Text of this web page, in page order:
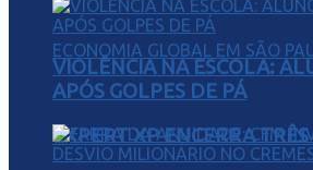
EXPERT XP ENCERRA
VIOLÊNCIA NA ESCOLA:
APÓS GOLPES DE PÁ